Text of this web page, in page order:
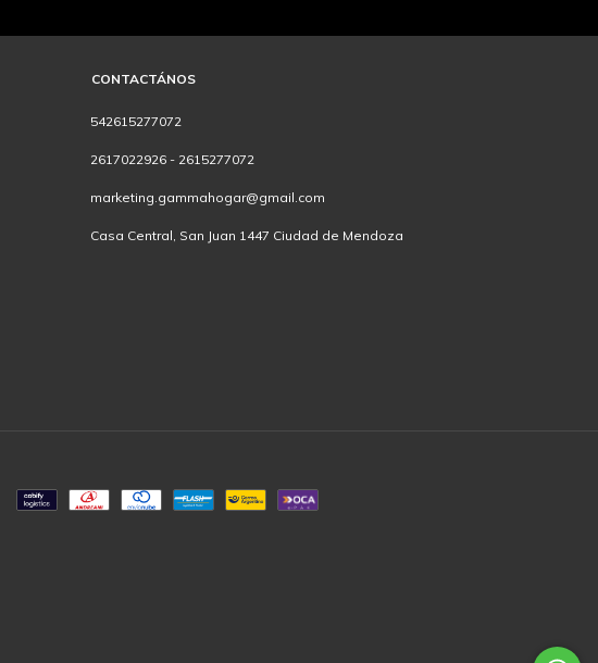
CONTACTÁNOS
542615277072
2617022926 - 2615277072
marketing.gammahogar@gmail.com
Casa Central, San Juan 1447 Ciudad de Mendoza